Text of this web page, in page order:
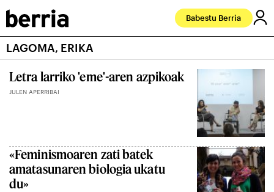
Babestu Berria
LAGOMA, ERIKA
Letra larriko 'eme'-aren azpikoak
JULEN APERRIBAI
«Feminismoaren zati batek
amatasunaren biologia ukatu
du»